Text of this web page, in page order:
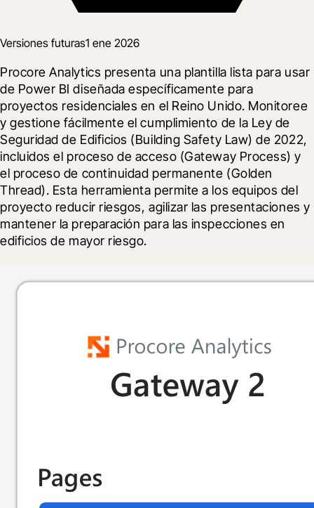
Versiones futuras1 ene 2026
Procore Analytics presenta una plantilla lista para usar
de Power BI diseñada específicamente para
proyectos residenciales en el Reino Unido. Monitoree
y gestione fácilmente el cumplimiento de la Ley de
Seguridad de Edificios (Building Safety Law) de 2022,
incluidos el proceso de acceso (Gateway Process) y
el proceso de continuidad permanente (Golden
Thread). Esta herramienta permite a los equipos del
proyecto reducir riesgos, agilizar las presentaciones y
mantener la preparación para las inspecciones en
edificios de mayor riesgo.